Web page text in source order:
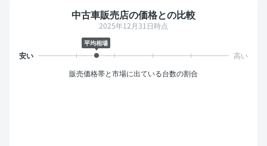
中古車販売店の価格との比較
2025年12月31日時点
平均相場
販売価格帯と市場に出ている台数の割合